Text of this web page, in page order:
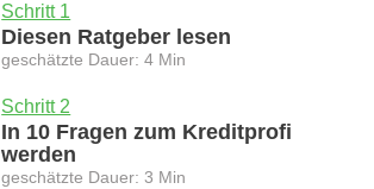
Schritt 1
Diesen Ratgeber lesen
geschätzte Dauer: 4 Min
Schritt 2
In 10 Fragen zum Kreditprofi
werden
geschätzte Dauer: 3 Min